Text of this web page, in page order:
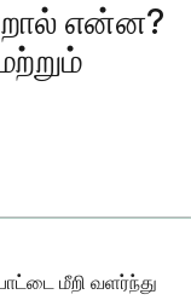
என்ன?
மீறி வளர்ந்து